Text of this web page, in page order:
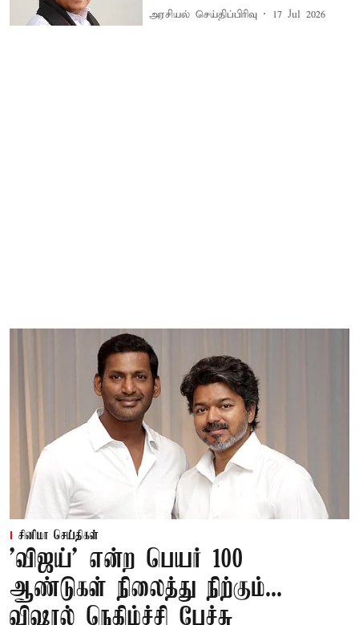
அரசியல் செய்திப்பிரிவு 17 Jul 2026
சினிமா செய்திகள்
'விஜய்' என்ற பெயர் 100
ஆண்டுகள் நிலைத்து நிற்கும்...
விஷால் நெகிழ்ச்சி பேச்சு